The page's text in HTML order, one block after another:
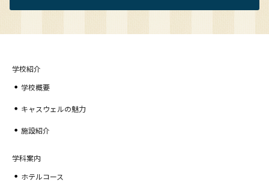
学校紹介
学校概要
キャスウェルの魅力
施設紹介
学科案内
ホテルコース